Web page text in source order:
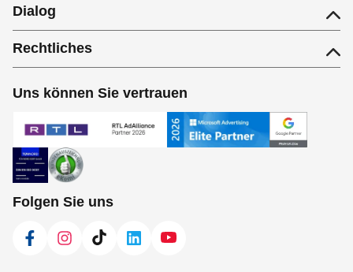
Dialog
Rechtliches
Uns können Sie vertrauen
Folgen Sie uns